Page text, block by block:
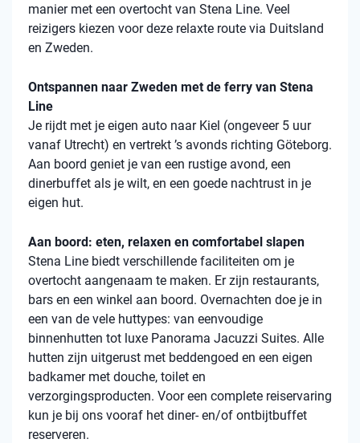
manier met een overtocht van Stena Line. Veel
reizigers kiezen voor deze relaxte route via Duitsland
en Zweden.
Ontspannen naar Zweden met de ferry van Stena
Line
Je rijdt met je eigen auto naar Kiel (ongeveer 5 uur
vanaf Utrecht) en vertrekt ’s avonds richting Göteborg.
Aan boord geniet je van een rustige avond, een
dinerbuffet als je wilt, en een goede nachtrust in je
eigen hut.
Aan boord: eten, relaxen en comfortabel slapen
Stena Line biedt verschillende faciliteiten om je
overtocht aangenaam te maken. Er zijn restaurants,
bars en een winkel aan boord. Overnachten doe je in
een van de vele huttypes: van eenvoudige
binnenhutten tot luxe Panorama Jacuzzi Suites. Alle
hutten zijn uitgerust met beddengoed en een eigen
badkamer met douche, toilet en
verzorgingsproducten. Voor een complete reiservaring
kun je bij ons vooraf het diner- en/of ontbijtbuffet
reserveren.